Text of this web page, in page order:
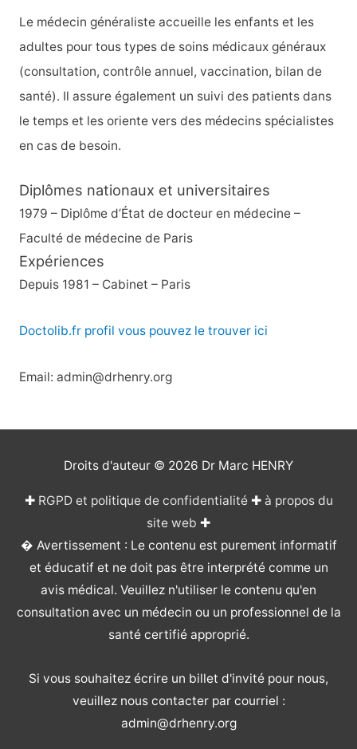
Le médecin généraliste accueille les enfants et les
adultes pour tous types de soins médicaux généraux
(consultation, contrôle annuel, vaccination, bilan de
santé). Il assure également un suivi des patients dans
le temps et les oriente vers des médecins spécialistes
en cas de besoin.
Diplômes nationaux et universitaires
1979 – Diplôme d’État de docteur en médecine –
Faculté de médecine de Paris
Expériences
Depuis 1981 – Cabinet – Paris
Doctolib.fr profil vous pouvez le trouver ici
Email: admin@drhenry.org
Droits d'auteur © 2026 Dr Marc HENRY
✚ RGPD et politique de confidentialité✚ à propos du
site web ✚
� Avertissement : Le contenu est purement informatif
et éducatif et ne doit pas être interprété comme un
avis médical. Veuillez n'utiliser le contenu qu'en
consultation avec un médecin ou un professionnel de la
santé certifié approprié.
Si vous souhaitez écrire un billet d'invité pour nous,
veuillez nous contacter par courriel :
admin@drhenry.org